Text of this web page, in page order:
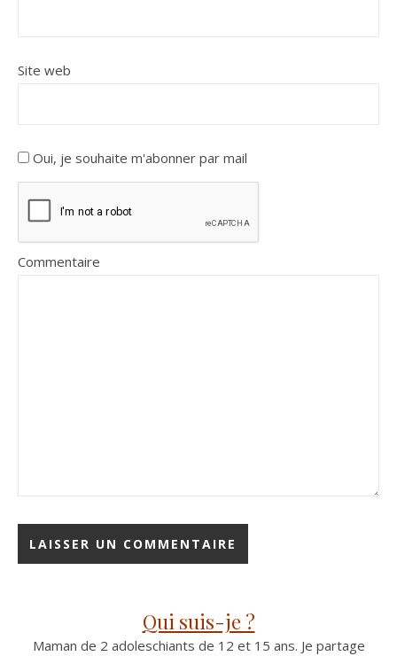
Site web
Oui, je souhaite m'abonner par mail
Commentaire
Qui suis-je ?
Maman de 2 adoleschiants de 12 et 15 ans. Je partage